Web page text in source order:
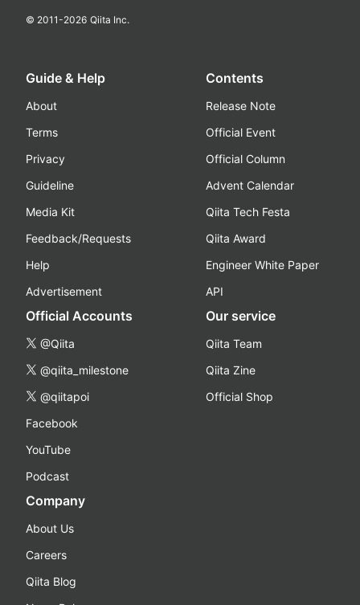
© 2011-2026 Qiita Inc.
Guide & Help
About
Terms
Privacy
Guideline
Media Kit
Feedback/Requests
Help
Advertisement
Contents
Release Note
Official Event
Official Column
Advent Calendar
Qiita Tech Festa
Qiita Award
Engineer White Paper
API
Official Accounts
@Qiita
@qiita_milestone
@qiitapoi
Facebook
YouTube
Podcast
Our service
Qiita Team
Qiita Zine
Official Shop
Company
About Us
Careers
Qiita Blog